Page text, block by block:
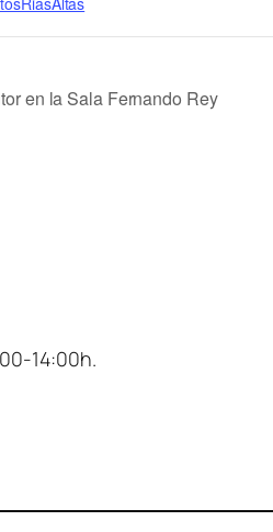
en la Sala Fernando Rey
14:00h.